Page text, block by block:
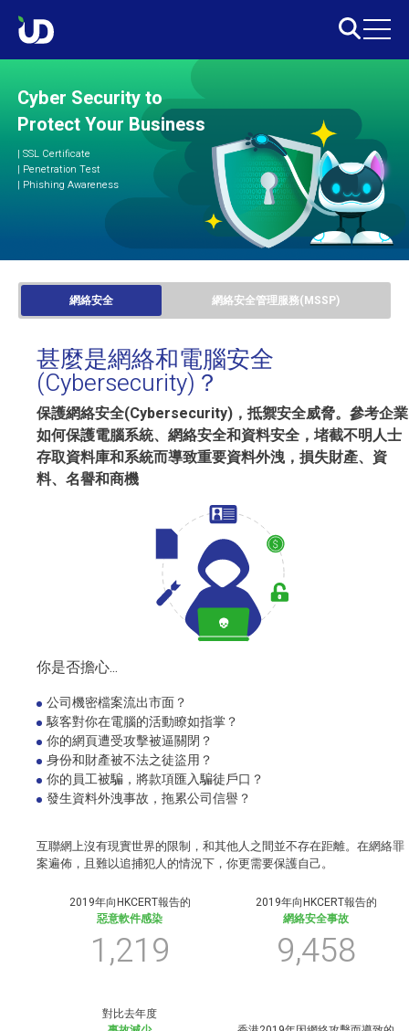
Cyber Security to
Protect Your Business
| SSL Certificate
| Penetration Test
| Phishing Awareness
網絡安全 網絡安全管理服務(MSSP)
甚麼是網絡和電腦安全
(Cybersecurity)？
保護網絡安全(Cybersecurity)，抵禦安全威脅。參考企業
如何保護電腦系統、網絡安全和資料安全，堵截不明人士
存取資料庫和系統而導致重要資料外洩，損失財產、資
料、名譽和商機
你是否擔心...
公司機密檔案流出市面？
駭客對你在電腦的活動瞭如指掌？
你的網頁遭受攻擊被逼關閉？
身份和財產被不法之徒盜用？
你的員工被騙，將款項匯入騙徒戶口？
發生資料外洩事故，拖累公司信譽？
互聯網上沒有現實世界的限制，和其他人之間並不存在距離。在網絡罪
案遍佈，且難以追捕犯人的情況下，你更需要保護自己。
2019年向HKCERT報告的
惡意軟件感染
1,219
2019年向HKCERT報告的
網絡安全事故
9,458
對比去年度